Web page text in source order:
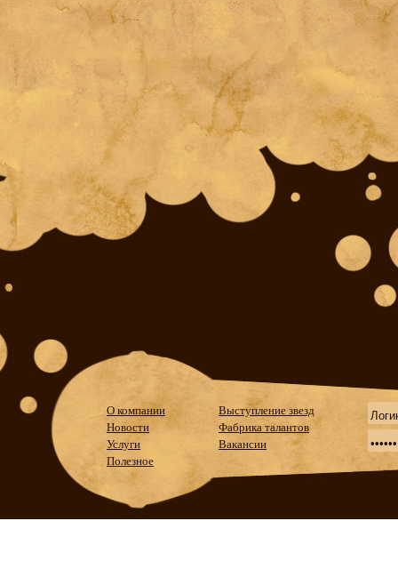
О компании
Новости
Услуги
Полезное
Выступление звезд
Фабрика талантов
Вакансии